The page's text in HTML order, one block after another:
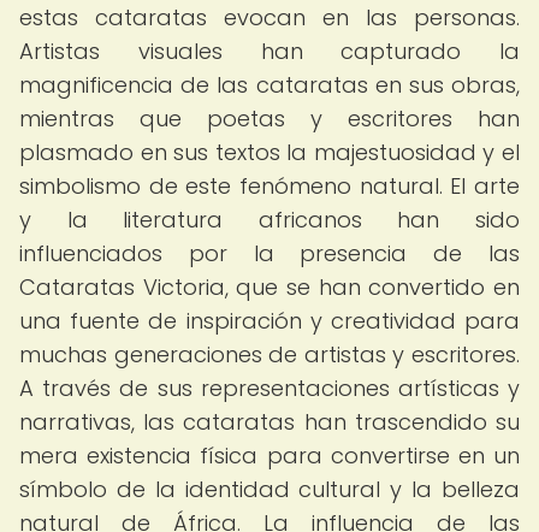
estas cataratas evocan en las personas.
Artistas visuales han capturado la
magnificencia de las cataratas en sus obras,
mientras que poetas y escritores han
plasmado en sus textos la majestuosidad y el
simbolismo de este fenómeno natural. El arte
y la literatura africanos han sido
influenciados por la presencia de las
Cataratas Victoria, que se han convertido en
una fuente de inspiración y creatividad para
muchas generaciones de artistas y escritores.
A través de sus representaciones artísticas y
narrativas, las cataratas han trascendido su
mera existencia física para convertirse en un
símbolo de la identidad cultural y la belleza
natural de África. La influencia de las